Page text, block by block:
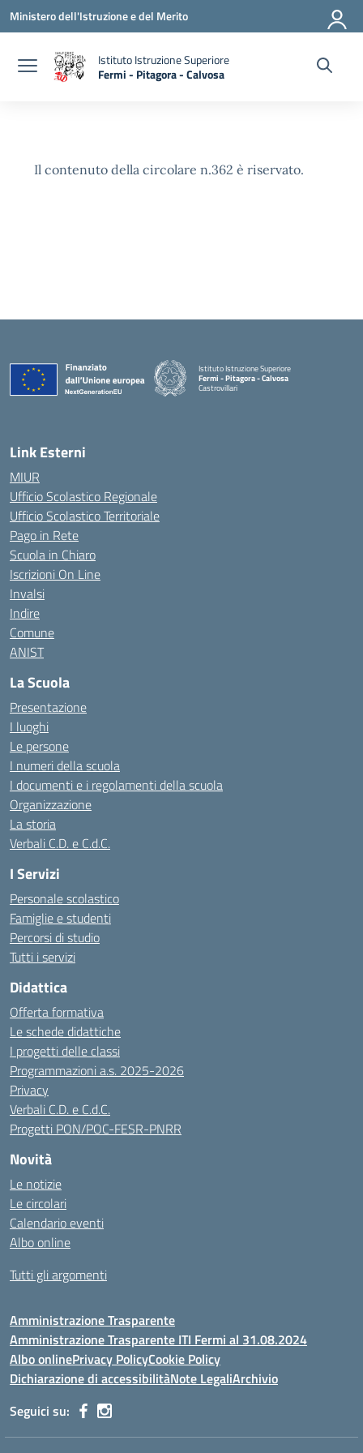
Vai ai contenuti
Vai al menu di navigazione
Vai al footer
Ministero dell'Istruzione e del Merito
Istituto Istruzione Superiore
Fermi - Pitagora - Calvosa
— Visita la pagina iniziale della scuola
Il contenuto della circolare n.362 è riservato.
Istituto Istruzione Superiore
Fermi - Pitagora - Calvosa
Castrovillari
Link Esterni
MIUR
Ufficio Scolastico Regionale
Ufficio Scolastico Territoriale
Pago in Rete
Scuola in Chiaro
Iscrizioni On Line
Invalsi
Indire
Comune
ANIST
La Scuola
Presentazione
I luoghi
Le persone
I numeri della scuola
I documenti e i regolamenti della scuola
Organizzazione
La storia
Verbali C.D. e C.d.C.
I Servizi
Personale scolastico
Famiglie e studenti
Percorsi di studio
Tutti i servizi
Didattica
Offerta formativa
Le schede didattiche
I progetti delle classi
Programmazioni a.s. 2025-2026
Privacy
Verbali C.D. e C.d.C.
Progetti PON/POC-FESR-PNRR
Novità
Le notizie
Le circolari
Calendario eventi
Albo online
Tutti gli argomenti
Amministrazione Trasparente
Amministrazione Trasparente ITI Fermi al 31.08.2024
Albo onlinePrivacy PolicyCookie Policy
Dichiarazione di accessibilitàNote LegaliArchivio
Seguici su: